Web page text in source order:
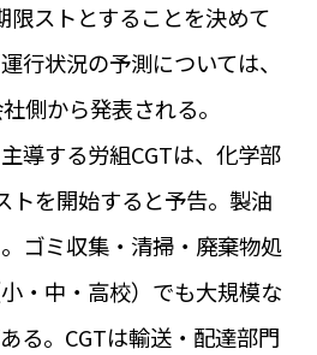
#データで読み解くフランス
ンス交通機関
プリ
#いざという時に
#サステナブル
#ビューティー
#コスメ
の地方 #フロマージュ
#おでかけ
限ストとすることを決めて
行状況の予測については、
側から発表される。
導する労組CGTは、化学部
トを開始すると予告。製油
ゴミ収集・清掃・廃棄物処
・中・高校）でも大規模な
る。CGTは輸送・配達部門